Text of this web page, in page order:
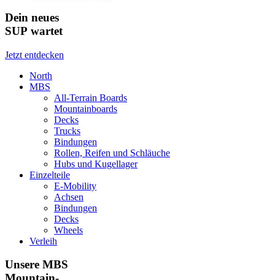
Dein neues
SUP wartet
Jetzt entdecken
North
MBS
All-Terrain Boards
Mountainboards
Decks
Trucks
Bindungen
Rollen, Reifen und Schläuche
Hubs und Kugellager
Einzelteile
E-Mobility
Achsen
Bindungen
Decks
Wheels
Verleih
Unsere MBS